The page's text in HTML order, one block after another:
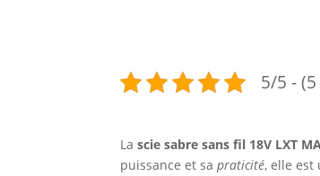
5/5 -
Lascie sabre sans fil 18V LXT
puissance et sapraticité, elle